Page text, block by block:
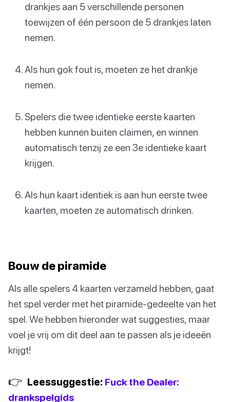
drankjes aan 5 verschillende personen
toewijzen of één persoon de 5 drankjes laten
nemen.
Als hun gok fout is, moeten ze het drankje
nemen.
Spelers die twee identieke eerste kaarten
hebben kunnen buiten claimen, en winnen
automatisch tenzij ze een 3e identieke kaart
krijgen.
Als hun kaart identiek is aan hun eerste twee
kaarten, moeten ze automatisch drinken.
Bouw de piramide
Als alle spelers 4 kaarten verzameld hebben, gaat
het spel verder met het piramide-gedeelte van het
spel. We hebben hieronder wat suggesties, maar
voel je vrij om dit deel aan te passen als je ideeën
krijgt!
👉 Leessuggestie: Fuck the Dealer:
drankspelgids